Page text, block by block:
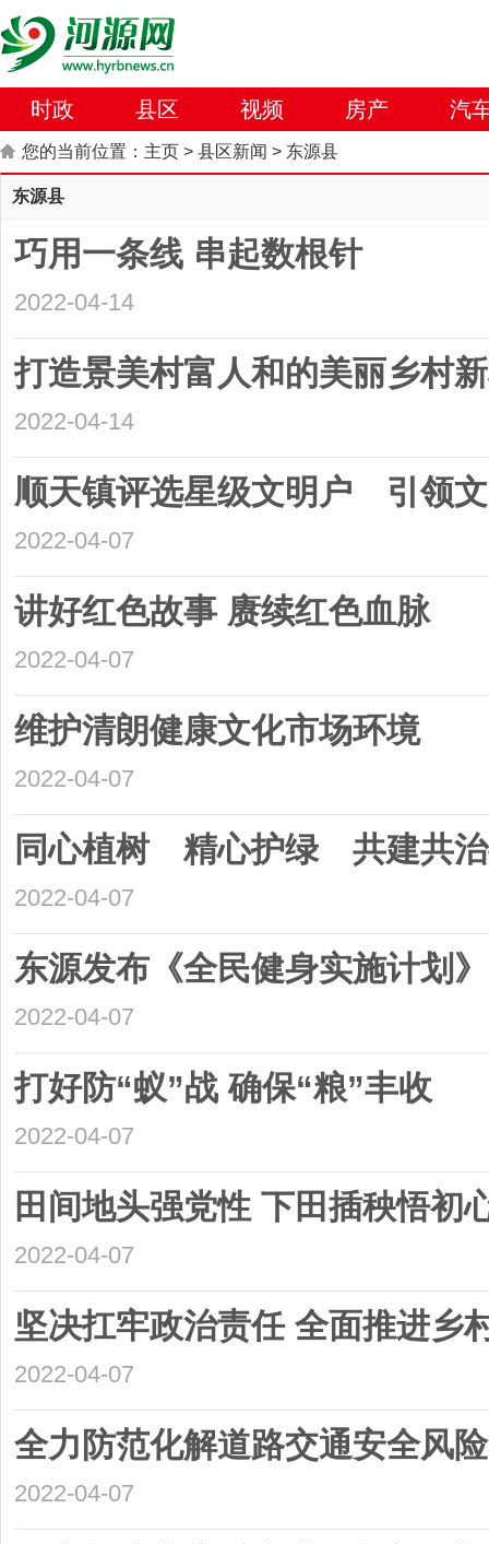
时政 县区 视频 房产 汽
您的当前位置： 主页 > 县区新闻 > 东源县
东源县
巧用一条线 串起数根针
2022-04-14
打造景美村富人和的美丽乡村
2022-04-14
顺天镇评选星级文明户 引领
2022-04-07
讲好红色故事 赓续红色血脉
2022-04-07
维护清朗健康文化市场环境
2022-04-07
同心植树 精心护绿 共建共治
2022-04-07
东源发布《全民健身实施计划》
2022-04-07
打好防“蚁”战 确保“粮”丰收
2022-04-07
田间地头强党性 下田插秧悟初
2022-04-07
坚决扛牢政治责任 全面推进乡
2022-04-07
全力防范化解道路交通安全风险
2022-04-07